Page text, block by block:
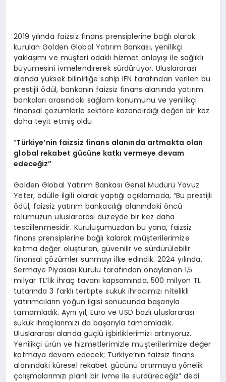
2019 yılında faizsiz finans prensiplerine bağlı olarak
kurulan Golden Global Yatırım Bankası, yenilikçi
yaklaşımı ve müşteri odaklı hizmet anlayışı ile sağlıklı
büyümesini ivmelendirerek sürdürüyor. Uluslararası
alanda yüksek bilinirliğe sahip IFN tarafından verilen bu
prestijli ödül, bankanın faizsiz finans alanında yatırım
bankaları arasındaki sağlam konumunu ve yenilikçi
finansal çözümlerle sektöre kazandırdığı değeri bir kez
daha teyit etmiş oldu.
“Türkiye’nin faizsiz finans alanında artmakta olan
global rekabet gücüne katkı vermeye devam
edeceğiz”
Golden Global Yatırım Bankası Genel Müdürü Yavuz
Yeter, ödülle ilgili olarak yaptığı açıklamada, “Bu prestijli
ödül, faizsiz yatırım bankacılığı alanındaki öncü
rolümüzün uluslararası düzeyde bir kez daha
tescillenmesidir. Kuruluşumuzdan bu yana, faizsiz
finans prensiplerine bağlı kalarak müşterilerimize
katma değer oluşturan, güvenilir ve sürdürülebilir
finansal çözümler sunmayı ilke edindik. 2024 yılında,
Sermaye Piyasası Kurulu tarafından onaylanan 1,5
milyar TL’lik ihraç tavanı kapsamında, 500 milyon TL
tutarında 3 farklı tertipte sukuk ihracımızı nitelikli
yatırımcıların yoğun ilgisi sonucunda başarıyla
tamamladık. Aynı yıl, Euro ve USD bazlı uluslararası
sukuk ihraçlarımızı da başarıyla tamamladık.
Uluslararası alanda güçlü işbirliklerimizi artırıyoruz.
Yenilikçi ürün ve hizmetlerimizle müşterilerimize değer
katmaya devam edecek; Türkiye’nin faizsiz finans
alanındaki küresel rekabet gücünü artırmaya yönelik
çalışmalarımızı planlı bir ivme ile sürdüreceğiz” dedi.